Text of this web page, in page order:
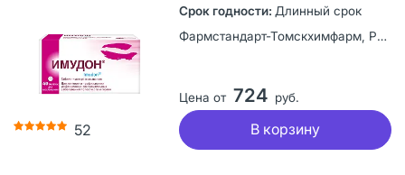
52
Длинный срок
Фармстандарт-Томскхимфарм, Россия
Цена от 724 руб.
В корзину